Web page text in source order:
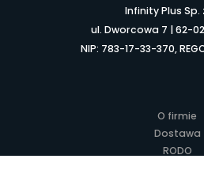
Infinity Plus Sp.
ul. Dworcowa 7 | 62-
NIP: 783-17-33-370,
O firmie
Dostawa
RODO